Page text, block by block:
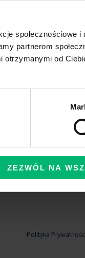
społecznościowe i
partnerom
otrzymanymi od
ZEZWÓL NA
Polityka